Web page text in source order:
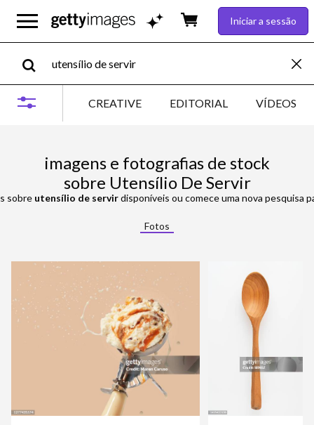
Iniciar a sessão
CREATIVE EDITORIAL VÍDEOS
imagens e fotografias de stock
sobre Utensílio De Servir
sobre utensílio de servirdisponíveis ou comece uma nova pesquisa
Fotos